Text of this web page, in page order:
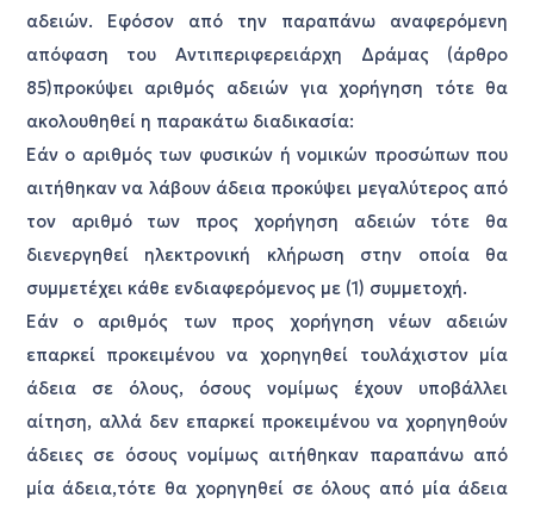
αδειών. Εφόσον από την παραπάνω αναφερόμενη
απόφαση του Αντιπεριφερειάρχη Δράμας (άρθρο
85)προκύψει αριθμός αδειών για χορήγηση τότε θα
ακολουθηθεί η παρακάτω διαδικασία:
Εάν ο αριθμός των φυσικών ή νομικών προσώπων που
αιτήθηκαν να λάβουν άδεια προκύψει μεγαλύτερος από
τον αριθμό των προς χορήγηση αδειών τότε θα
διενεργηθεί ηλεκτρονική κλήρωση στην οποία θα
συμμετέχει κάθε ενδιαφερόμενος με (1) συμμετοχή.
Εάν ο αριθμός των προς χορήγηση νέων αδειών
επαρκεί προκειμένου να χορηγηθεί τουλάχιστον μία
άδεια σε όλους, όσους νομίμως έχουν υποβάλλει
αίτηση, αλλά δεν επαρκεί προκειμένου να χορηγηθούν
άδειες σε όσους νομίμως αιτήθηκαν παραπάνω από
μία άδεια,τότε θα χορηγηθεί σε όλους από μία άδεια